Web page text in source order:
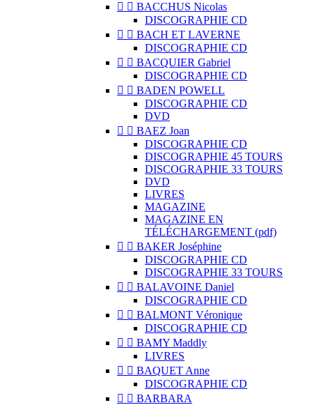
  BACCHUS Nicolas
DISCOGRAPHIE CD
  BACH ET LAVERNE
DISCOGRAPHIE CD
  BACQUIER Gabriel
DISCOGRAPHIE CD
  BADEN POWELL
DISCOGRAPHIE CD
DVD
  BAEZ Joan
DISCOGRAPHIE CD
DISCOGRAPHIE 45 TOURS
DISCOGRAPHIE 33 TOURS
DVD
LIVRES
MAGAZINE
MAGAZINE EN
TÉLÉCHARGEMENT (pdf)
  BAKER Joséphine
DISCOGRAPHIE CD
DISCOGRAPHIE 33 TOURS
  BALAVOINE Daniel
DISCOGRAPHIE CD
  BALMONT Véronique
DISCOGRAPHIE CD
  BAMY Maddly
LIVRES
  BAQUET Anne
DISCOGRAPHIE CD
  BARBARA